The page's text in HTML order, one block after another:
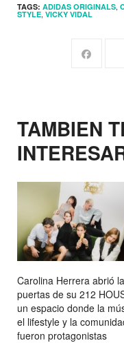
TAGS: ADIDAS ORIGINALS,
STYLE, VICKY VIDAL
TAMBIEN
Carolina Herrera abrió
puertas de su 212
un espacio donde la
el lifestyle y la
fueron protagonistas